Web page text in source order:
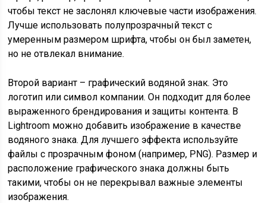
чтобы текст не заслонял ключевые части изображения.
Лучше использовать полупрозрачный текст с
умеренным размером шрифта, чтобы он был заметен,
но не отвлекал внимание.
Второй вариант – графический водяной знак. Это
логотип или символ компании. Он подходит для более
выраженного брендирования и защиты контента. В
Lightroom можно добавить изображение в качестве
водяного знака. Для лучшего эффекта используйте
файлы с прозрачным фоном (например, PNG). Размер и
расположение графического знака должны быть
такими, чтобы он не перекрывал важные элементы
изображения.